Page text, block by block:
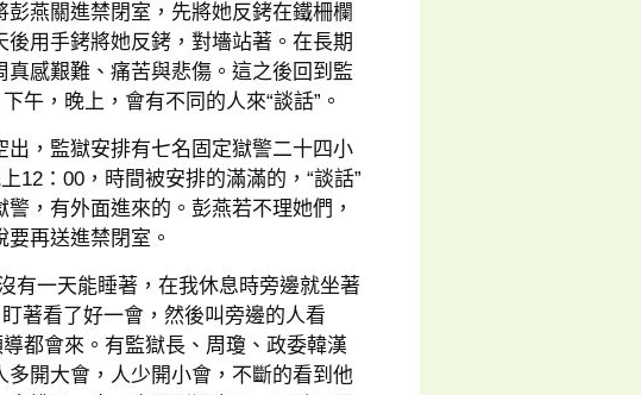
燕關進禁閉室，先將她反銬在鐵柵欄
用手銬將她反銬，對墻站著。在長期
感艱難、痛苦與悲傷。這之後回到監
午，晚上，會有不同的人來“談話”。
，監獄安排有七名固定獄警二十四小
12：00，時間被安排的滿滿的，“談話”
，有外面進來的。彭燕若不理她們，
再送進禁閉室。
有一天能睡著，在我休息時旁邊就坐著
著看了好一會，然後叫旁邊的人看
都會來。有監獄長、周瓊、政委韓漢
開大會，人少開小會，不斷的看到他